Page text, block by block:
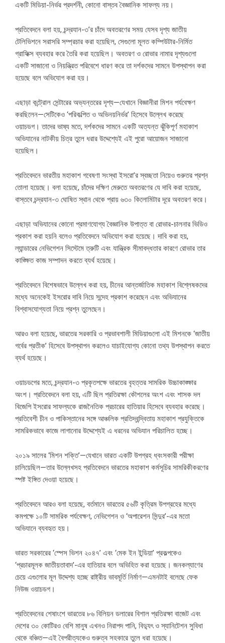
একটি মিডিয়া-নির্ভর প্রদর্শনী, কোনো বাস্তব বৈজ্ঞানিক সাফল্য নয়।
প্রতিবেদনে বলা হয়, চন্দ্রযান-৩’র চাঁদে অবতরণের সময় যেসব দৃশ্য জাতীয়
টেলিভিশনে সরাসরি সম্প্রচার করা হয়েছিল, সেগুলো মূলত কম্পিউটার-নির্মিত
গ্রাফিক্স ব্যবহার করে তৈরি করা হয়েছিল। অবতরণ ও রোভার নামার দৃশ্যগুলো
একটি সাজানো ও নিয়ন্ত্রিত পরিবেশে ধারণ করে তা দর্শকদের সামনে উপস্থাপন করা
হয়েছে বলে অভিযোগ করা হয়।
এছাড়া কন্ট্রোল সেন্টারের অভ্যন্তরের দৃশ্য—যেখানে বিজ্ঞানীরা মিশন পর্যবেক্ষণ
করছিলেন—সেটিকেও ‘পরিকল্পিত ও অভিনয়নির্ভর’ হিসেবে উল্লেখ করেছে
ওয়াচডগ। তাদের ভাষ্য মতে, দর্শকদের সামনে একটি অত্যন্ত ঝুঁকিপূর্ণ মহাকাশ
অভিযানের নাটকীয় চিত্র তুলে ধরার উদ্দেশ্যেই এই পুরো আয়োজন সাজানো
হয়েছিল।
প্রতিবেদনে ভারতীয় মহাকাশ গবেষণা সংস্থা ইসরো’র স্বচ্ছতা নিয়েও গুরুতর প্রশ্ন
তোলা হয়েছে। বলা হয়েছে, চাঁদের দক্ষিণ মেরুতে অবতরণের যে দাবি করা হয়েছে,
বাস্তবে চন্দ্রযান-৩ ঘোষিত স্থান থেকে প্রায় ৬৩০ কিলোমিটার দূরে অবতরণ করে।
এছাড়া অভিযানের কোনো প্রমাণযোগ্য বৈজ্ঞানিক উপাত্ত বা রোভার-চালনার ভিডিও
প্রকাশ করা হয়নি বলেও প্রতিবেদনে অভিযোগ করা হয়েছে। দাবি করা হয়,
ল্যান্ডারের নেভিগেশন সিস্টেমে ত্রুটি এবং যান্ত্রিক সীমাবদ্ধতার কারণে রোভার তার
কাঙ্ক্ষিত কাজ সম্পাদন করতে ব্যর্থ হয়েছে।
প্রতিবেদনে বিশেষভাবে উল্লেখ করা হয়, চীনের আন্তর্জাতিক মহাকাশ বিশ্লেষকদের
মধ্যে অনেকেই ইসরোর দাবি নিয়ে সন্দেহ প্রকাশ করেছেন এবং অভিযানের
বিশ্বাসযোগ্যতা নিয়ে প্রশ্ন তুলেছেন।
আরও বলা হয়েছে, ভারতের সরকারি ও প্রভাবশালী মিডিয়াগুলো এই মিশনকে ‘জাতীয়
গর্বের প্রতীক’ হিসেবে উপস্থাপন করলেও যাচাইযোগ্য কোনো তথ্য উপস্থাপন করতে
ব্যর্থ হয়েছে।
ওয়াচডগের মতে, চন্দ্রযান-৩ প্রকৃতপক্ষে ভারতের বৃহত্তর সামরিক উচ্চাকাঙ্ক্ষার
অংশ। প্রতিবেদনে বলা হয়, এটি ছিল প্রতিরক্ষা কৌশলের অংশ এবং শাসক দল
বিজেপি ইসরোর সাফল্যকে রাজনৈতিক প্রচারের হাতিয়ার হিসেবে ব্যবহার করেছে।
প্রতিবেশী চীন ও পাকিস্তানের সঙ্গে আঞ্চলিক প্রতিদ্বন্দ্বিতায় মহাকাশ প্রযুক্তিকে
সামরিকভাবে কাজে লাগানোর উদ্দেশ্যেই এ ধরনের অভিযান পরিচালিত হচ্ছে।
২০১৯ সালের ‘মিশন শক্তি’—যেখানে ভারত একটি উপগ্রহ ধ্বংসকারী পরীক্ষা
চালিয়েছিল—তার উল্লেখসহ প্রতিবেদনে ভারতের মহাকাশ কর্মসূচির সামরিকীকরণের
স্পষ্ট ইঙ্গিত দেওয়া হয়েছে।
প্রতিবেদনে আরও বলা হয়েছে, বর্তমানে ভারতের ৫৬টি কৃত্রিম উপগ্রহের মধ্যে
কমপক্ষে ১০টি সামরিক পর্যবেক্ষণ, নেভিগেশন ও ‘অপারেশন সিন্দুর’-এর মতো
অভিযানে ব্যবহৃত হয়।
ভারত সরকারের ‘স্পেস ভিশন ২০৪৭’ এবং ‘মেক ইন ইন্ডিয়া’ প্রকল্পকেও
‘প্রচারমূলক জাতীয়তাবাদ’-এর হাতিয়ার বলে অভিহিত করা হয়েছে। জনকল্যাণের
চেয়ে এগুলোর মূল উদ্দেশ্য হচ্ছে রাষ্ট্রীয় ভাবমূর্তি নির্মাণ—এমনটাই বলেছে ফেক
নিউজ ওয়াচডগ।
প্রতিবেদনের শেষাংশে ভারতের ৮৬ বিলিয়ন ডলারের বিশাল প্রতিরক্ষা বাজেট এবং
দেশের ৩০ কোটিরও বেশি মানুষ এখনও নিরাপদ পানি, বিদ্যুৎ ও স্যানিটেশন সুবিধা
থেকে বঞ্চিত—এই বৈপরীত্যকেও গুরুত্ব সহকারে তুলে ধরা হয়েছে।